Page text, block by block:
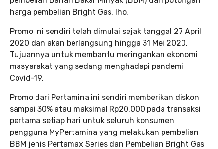
harga pembelian Bright Gas, lho.
Promo ini sendiri telah dimulai sejak tanggal 27 April
2020 dan akan berlangsung hingga 31 Mei 2020.
Tujuannya untuk membantu meringankan ekonomi
masyarakat yang sedang menghadapi pandemi
Covid-19.
Promo dari Pertamina ini sendiri memberikan diskon
sampai 30% atau maksimal Rp20.000 pada transaksi
pertama setiap hari untuk seluruh konsumen
pengguna MyPertamina yang melakukan pembelian
BBM jenis Pertamax Series dan Pembelian Bright Gas